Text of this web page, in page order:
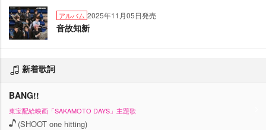
アルバム 2025年11月05日発売
音故知新
新着歌詞
BANG!!
東宝配給映画「SAKAMOTO DAYS」主題歌
(SHOOT one hitting)